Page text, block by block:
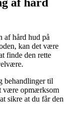
af hård hud på
kan det være
finde den rette
behandlinger til
være opmærksom
sikre at du får den